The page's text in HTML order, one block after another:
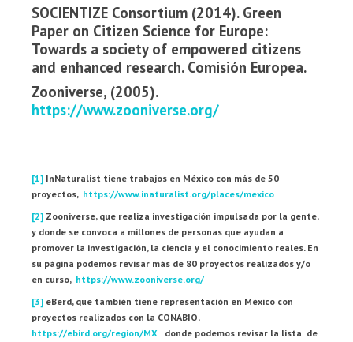
SOCIENTIZE Consortium (2014). Green
Paper on Citizen Science for Europe:
Towards a society of empowered citizens
and enhanced research. Comisión Europea.
Zooniverse, (2005).
https://www.zooniverse.org/
[1] InNaturalist tiene trabajos en México con más de 50
proyectos, https://www.inaturalist.org/places/mexico
[2] Zooniverse, que realiza investigación impulsada por la gente,
y donde se convoca a millones de personas que ayudan a
promover la investigación, la ciencia y el conocimiento reales. En
su página podemos revisar más de 80 proyectos realizados y/o
en curso, https://www.zooniverse.org/
[3] eBerd, que también tiene representación en México con
proyectos realizados con la CONABIO,
https://ebird.org/region/MX donde podemos revisar la lista de